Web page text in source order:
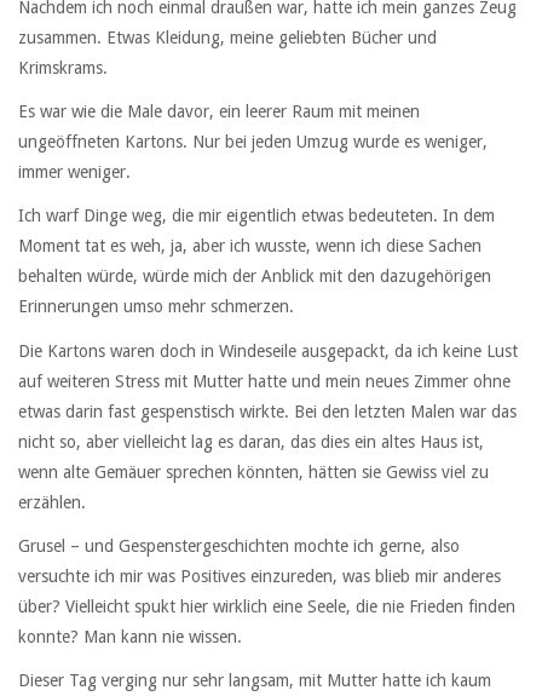
Nachdem ich noch einmal draußen war, hatte ich mein ganzes Zeug
zusammen. Etwas Kleidung, meine geliebten Bücher und
Krimskrams.
Es war wie die Male davor, ein leerer Raum mit meinen
ungeöffneten Kartons. Nur bei jeden Umzug wurde es weniger,
immer weniger.
Ich warf Dinge weg, die mir eigentlich etwas bedeuteten. In dem
Moment tat es weh, ja, aber ich wusste, wenn ich diese Sachen
behalten würde, würde mich der Anblick mit den dazugehörigen
Erinnerungen umso mehr schmerzen.
Die Kartons waren doch in Windeseile ausgepackt, da ich keine Lust
auf weiteren Stress mit Mutter hatte und mein neues Zimmer ohne
etwas darin fast gespenstisch wirkte. Bei den letzten Malen war das
nicht so, aber vielleicht lag es daran, das dies ein altes Haus ist,
wenn alte Gemäuer sprechen könnten, hätten sie Gewiss viel zu
erzählen.
Grusel – und Gespenstergeschichten mochte ich gerne, also
versuchte ich mir was Positives einzureden, was blieb mir anderes
über? Vielleicht spukt hier wirklich eine Seele, die nie Frieden finden
konnte? Man kann nie wissen.
Dieser Tag verging nur sehr langsam, mit Mutter hatte ich kaum